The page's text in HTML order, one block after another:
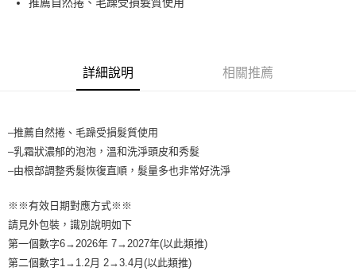
成交易。
法說明評估內容。
【繳款方式說明】
2.透過簡訊連結打開帳單後，可選擇「超商條碼／台灣大直營門市／銀行轉
帳／街口支付／iPASS MONEY」等通路繳費。
【注意事項】
買賣價金債權讓與本公司後，依約使用本公司帳單繳交帳款。
2.基於同意付款使用「大哥付你分期」之契約關係目的，商店將以您的個人
資料（包含姓名、電話或地址）提供予台灣大哥大進項蒐集、處理及利用，
3.完整用戶服務條款，請詳閱以下連結：https://oppay.tw/userRule
運送方式
付款後全家取貨
7-11取貨付款
每筆NT$65，滿NT$1,699(含以上)免運費
每筆NT$65，滿NT$1,699(含以上)免運費
宅配
每筆NT$80，滿NT$1,699(含以上)免運費
詳細說明 相關推薦
–推薦自然捲、毛躁受損髮質使用
–乳霜狀濃郁的泡泡，溫和洗淨頭皮和秀髮
–由根部調整秀髮恢復直順，髮量多也非常好洗淨
※※有效日期對應方式※※
請見外包裝，識別說明如下
第一個數字6→2026年 7→2027年(以此類推)
第二個數字1→1.2月 2→3.4月(以此類推)